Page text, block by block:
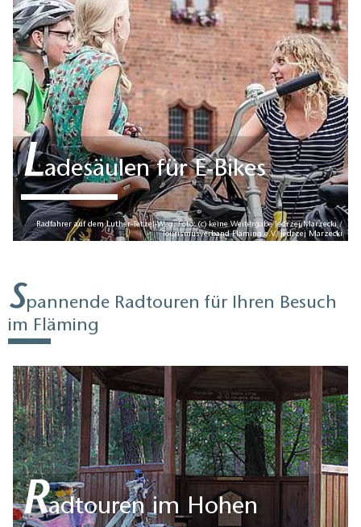
Ladesäulen für E-Bikes
Radfahrer auf dem Luther-Tetzel-Weg, Foto: (c) keine Weitergabe Jedrzej Marzecki /
Tourismusverband Fläming e.V./Jedrzej Marzecki
Spannende Radtouren für Ihren Besuch
im Fläming
Radtouren im Hohen